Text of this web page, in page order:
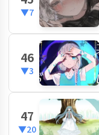
▼7
46
▼3
47
▼20